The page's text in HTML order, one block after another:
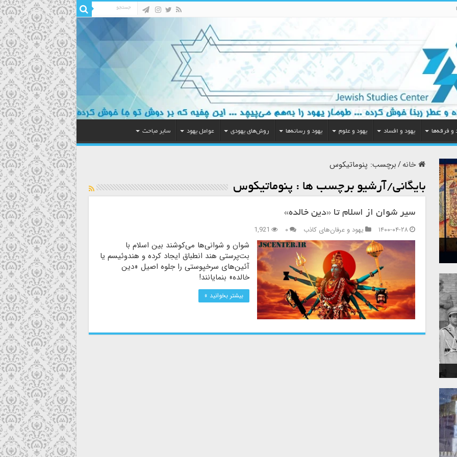
و فرقه‌ها یهود و افساد یهود و علوم یهود و رسانه‌ها روش‌های یهودی عوامل یهود سایر مباحث
خانه/برچسب: پنوماتیکوس
بایگانی/آرشیو برچسب ها : پنوماتیکوس
سیر شوان از اسلام تا «دین خالده»
۱۴۰۰-۰۴-۲۸
یهود و عرفان‌های کاذب ۰ 1,921
شوان و شوانی‌ها می‌کوشند بین اسلام با
بت‌پرستی هند انطباق ایجاد کرده و هندوئیسم یا
آئین‌های سرخپوستی را جلوه اصیل «دین
خالده» بنمایانند!
بیشتر بخوانید »